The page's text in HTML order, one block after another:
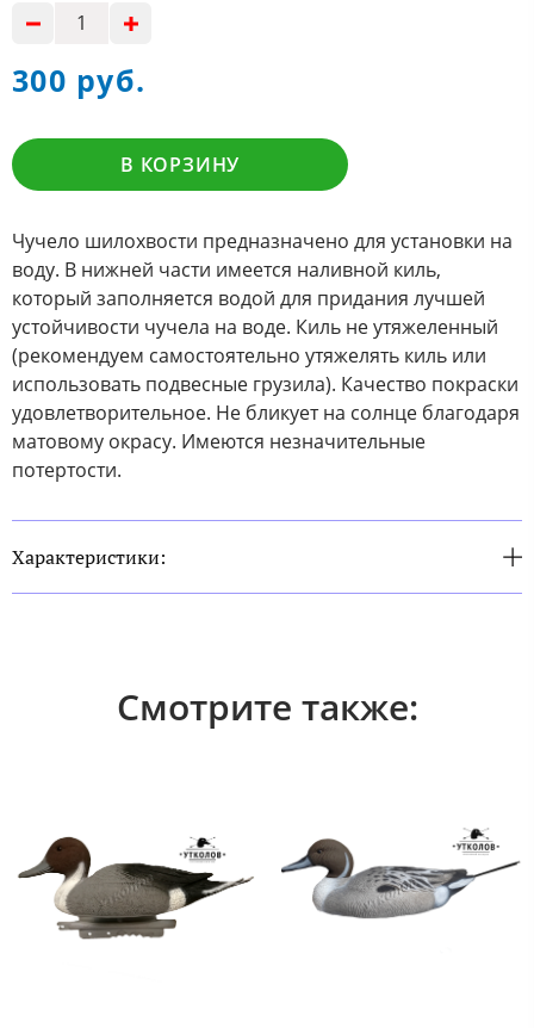
300 руб.
В КОРЗИНУ
Чучело шилохвости предназначено для установки на
воду. В нижней части имеется наливной киль,
который заполняется водой для придания лучшей
устойчивости чучела на воде. Киль не утяжеленный
(рекомендуем самостоятельно утяжелять киль или
использовать подвесные грузила). Качество покраски
удовлетворительное. Не бликует на солнце благодаря
матовому окрасу. Имеются незначительные
потертости.
Характеристики:
Смотрите также: